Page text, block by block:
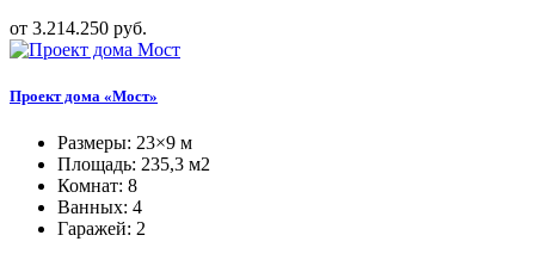
от 3.214.250 руб.
Проект дома «Мост»
Размеры: 23×9 м
Площадь: 235,3 м2
Комнат: 8
Ванных: 4
Гаражей: 2